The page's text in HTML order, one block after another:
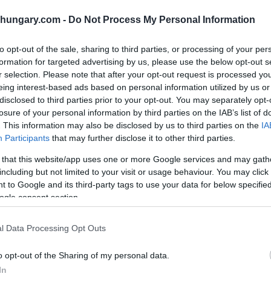
- Do Not Process My Personal Information
opt-out of the sale, sharing to third parties, or processing of your
for targeted advertising by us, please use the below opt-out
selection. Please note that after your opt-out request is processed
interest-based ads based on personal information utilized by us
to third parties prior to your opt-out. You may separately
of your personal information by third parties on the IAB’s list of
This information may also be disclosed by us to third parties on the
Participants that may further disclose it to other third parties.
that this website/app uses one or more Google services and may
but not limited to your visit or usage behaviour. You may
to Google and its third-party tags to use your data for below
consent section.
Data Processing Opt Outs
opt-out of the Sharing of my personal data.
im Pekinger
Chaoyang wurden
July 13, 2026 July 12, 2026
Centre
digitales Geld
Unterhaltung in
Ungarn im Ausland: 4
kulturelle Gewohnheiten,
Call of
–